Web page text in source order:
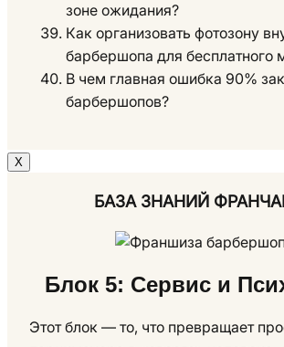
зоне ожидания?
Как организовать фотозону
барбершопа для бесплатного
В чем главная ошибка 90%
барбершопов?
Х
БАЗА ЗНАНИЙ
Блок 5: Сервис и
Этот блок — то, что превращает